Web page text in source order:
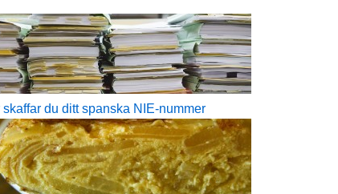
skaffar du ditt spanska NIE-nummer